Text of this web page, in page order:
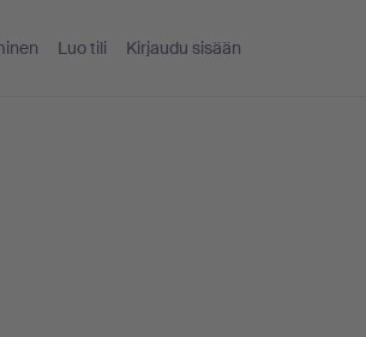
Luo tili Kirjaudu sisään